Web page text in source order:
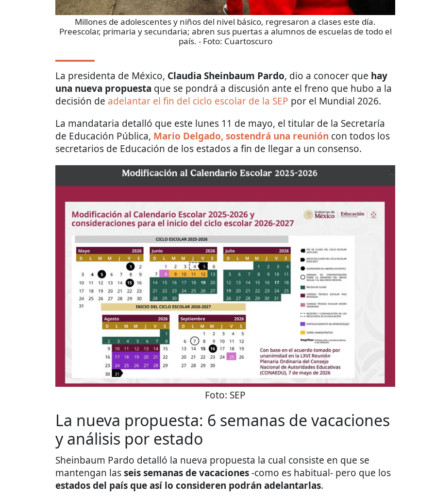
Millones de adolescentes y niños del nivel básico, regresaron a clases este día.
Preescolar, primaria y secundaria; abren sus puertas a alumnos de escuelas de todo el
país. - Foto: Cuartoscuro
La presidenta de México, Claudia Sheinbaum Pardo, dio a conocer que hay
una nueva propuesta que se pondrá a discusión ante el freno que hubo a la
decisión de adelantar el fin del ciclo escolar de la SEP por el Mundial 2026.
La mandataria detalló que este lunes 11 de mayo, el titular de la Secretaría
de Educación Pública, Mario Delgado, sostendrá una reunión con todos los
secretarios de Educación de los estados a fin de llegar a un consenso.
Foto: SEP
La nueva propuesta: 6 semanas de vacaciones
y análisis por estado
Sheinbaum Pardo detalló la nueva propuesta la cual consiste en que se
mantengan lasseis semanas de vacaciones-como es habitual- pero que los
estados del país que así lo consideren podrán adelantarlas.